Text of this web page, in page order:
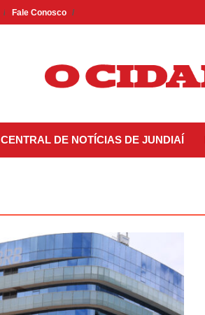
Fale Conosco
CENTRAL DE NOTÍCIAS DE JUNDIAÍ